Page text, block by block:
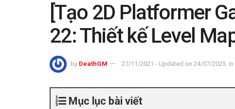
[Tạo 2D Platformer
22: Thiết kế Level
by DeathGM 27/11/2021 - Updated on 24/07/2025 in
Mục lục bài viết